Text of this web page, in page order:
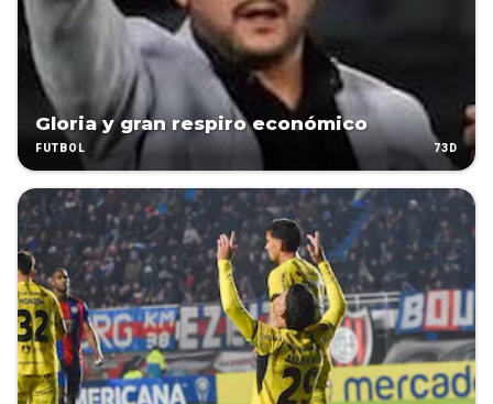
Gloria y gran respiro económico
FÚTBOL 73D